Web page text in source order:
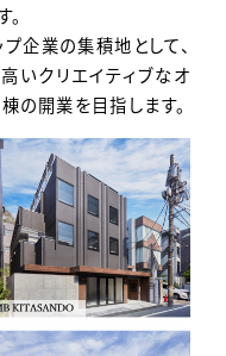
企業の集積地として、
いクリエイティブなオ
の開業を目指します。